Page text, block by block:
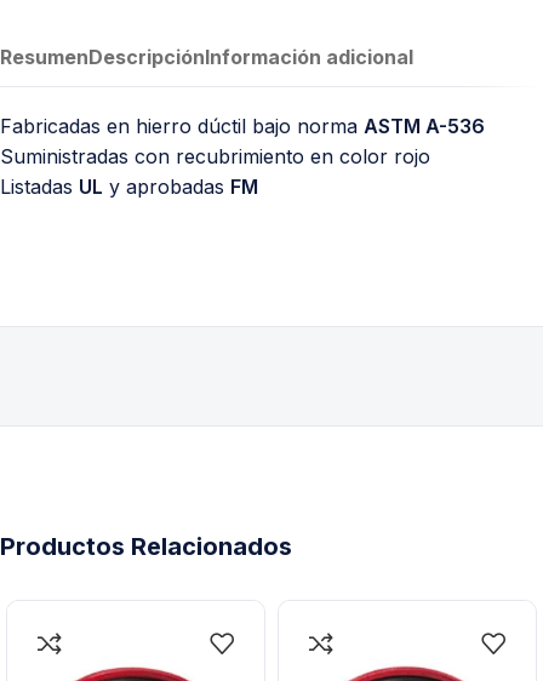
ResumenDescripciónInformación adicional
Fabricadas en hierro dúctil bajo norma ASTM A-536
Suministradas con recubrimiento en color rojo
Listadas UL y aprobadas FM
Productos Relacionados